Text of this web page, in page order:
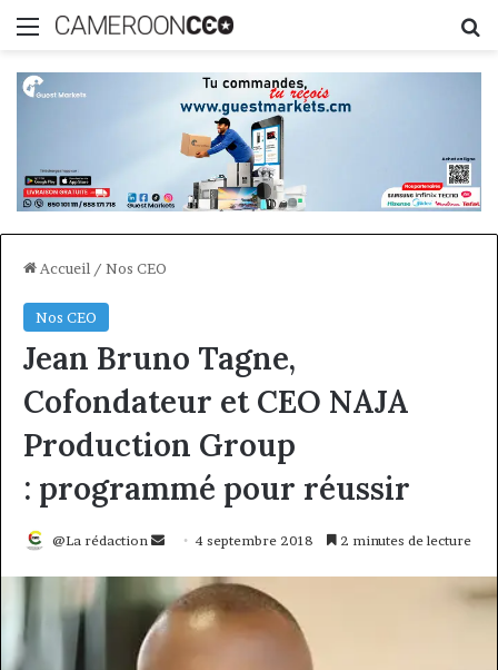
Menu
Accueil / Nos CEO
Nos CEO
Jean Bruno Tagne,
Cofondateur et CEO NAJA
Production Group
: programmé pour réussir
@La rédaction
Envoyer
courriel
4 septembre 2018 2 minutes de lecture